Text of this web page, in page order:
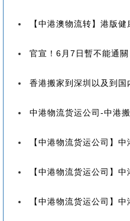
【中港澳物流转】港版健康
官宣！6月7日暫不能通關！強制檢疫措施再
香港搬家到深圳以及到国内
中港物流货运公司-中港搬家到吴川市
【中港物流货运公司】中港搬家到肇庆市
【中港物流货运公司】中港搬家到云浮市
【中港物流货运公司】中港搬家到东莞市